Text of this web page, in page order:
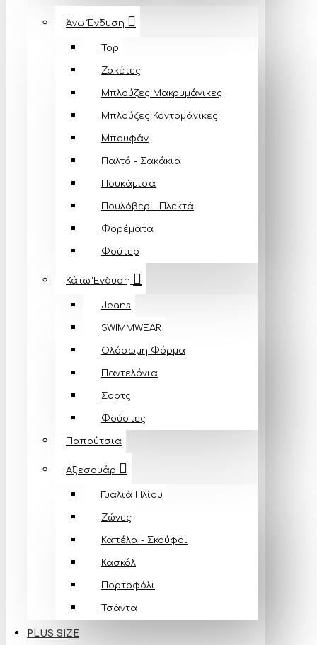
Άνω Ένδυση
Top
Ζακέτες
Μπλούζες Mακρυμάνικες
Μπλούζες Κοντομάνικες
Μπουφάν
Παλτό - Σακάκια
Πουκάμισα
Πουλόβερ - Πλεκτά
Φορέματα
Φούτερ
Κάτω Ένδυση
Jeans
SWIMMWEAR
Ολόσωμη Φόρμα
Παντελόνια
Σορτς
Φούστες
Παπούτσια
Αξεσουάρ
Γυαλιά Ηλίου
Ζώνες
Καπέλα - Σκούφοι
Κασκόλ
Πορτοφόλι
Τσάντα
PLUS SIZE